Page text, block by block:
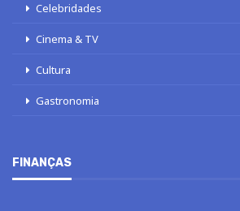
Celebridades
Cinema & TV
Cultura
Gastronomia
FINANÇAS